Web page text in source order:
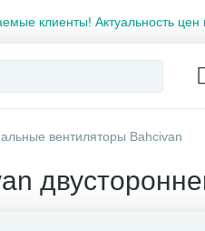
клиенты! Актуальность
вентиляторы Bahcivan